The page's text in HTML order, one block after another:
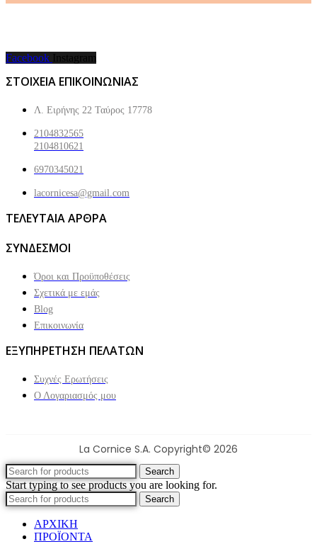
Facebook Instagram
ΣΤΟΙΧΕΙΑ ΕΠΙΚΟΙΝΩΝΙΑΣ
Λ. Ειρήνης 22 Ταύρος 17778
2104832565
2104810621
6970345021
lacornicesa@gmail.com
ΤΕΛΕΥΤΑΙΑ ΑΡΘΡΑ
ΣΥΝΔΕΣΜΟΙ
Όροι και Προϋποθέσεις
Σχετικά με εμάς
Blog
Επικοινωνία
ΕΞΥΠΗΡΕΤΗΣΗ ΠΕΛΑΤΩΝ
Συχνές Ερωτήσεις
Ο Λογαριασμός μου
La Cornice S.A. Copyright© 2026
Search
Start typing to see products you are looking for.
Search
ΑΡΧΙΚΗ
ΠΡΟΪΟΝΤΑ